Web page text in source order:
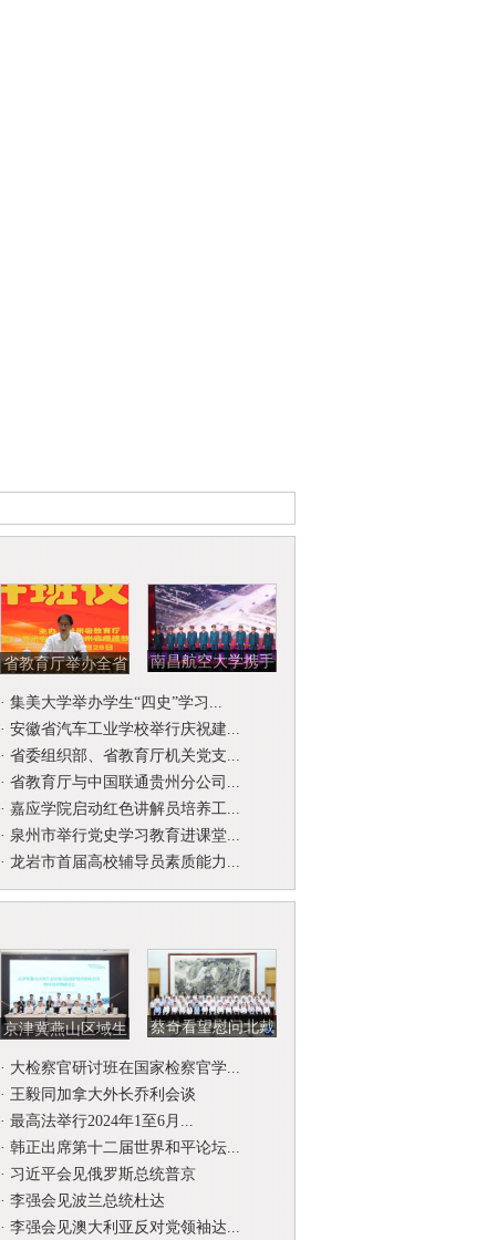
省教育厅举办全省
（园）长工作...
南昌航空大学携手
合唱团举...
· 集美大学举办学生“四史”学习...
· 安徽省汽车工业学校举行庆祝建...
· 省委组织部、省教育厅机关党支...
· 省教育厅与中国联通贵州分公司...
· 嘉应学院启动红色讲解员培养工...
· 泉州市举行党史学习教育进课堂...
· 龙岩市首届高校辅导员素质能力...
京津冀燕山区域生
作联席会...
蔡奇看望慰问北戴
· 大检察官研讨班在国家检察官学...
· 王毅同加拿大外长乔利会谈
· 最高法举行2024年1至6月...
· 韩正出席第十二届世界和平论坛...
· 习近平会见俄罗斯总统普京
· 李强会见波兰总统杜达
· 李强会见澳大利亚反对党领袖达...